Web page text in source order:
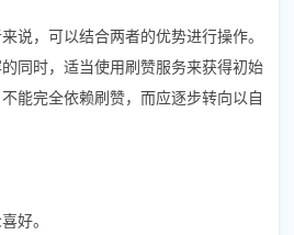
说，可以结合两者的优势进行操作。
同时，适当使用刷赞服务来获得初始
能完全依赖刷赞，而应逐步转向以自
好。